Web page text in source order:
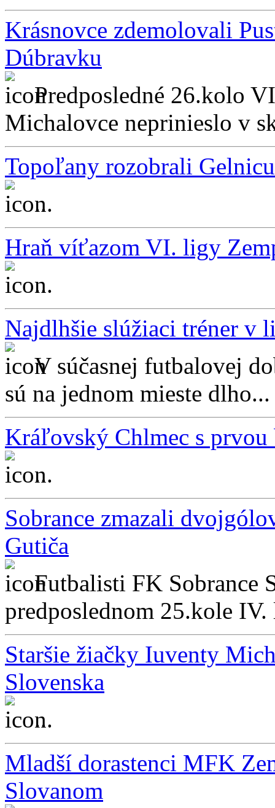
Krásnovce zdemolovali
Dúbravku
Predposledné 26.kolo
Michalovce neprinieslo v
Topoľany rozobrali
...
Hraň víťazom VI. ligy
...
Najdlhšie slúžiaci tréner v
V súčasnej futbalovej
sú na jednom mieste dlho...
Kráľovský Chlmec s prvou
...
Sobrance zmazali
Gutiča
Futbalisti FK Sobrance
predposlednom 25.kole
Staršie žiačky Iuventy
Slovenska
...
Mladší dorastenci MFK
Slovanom